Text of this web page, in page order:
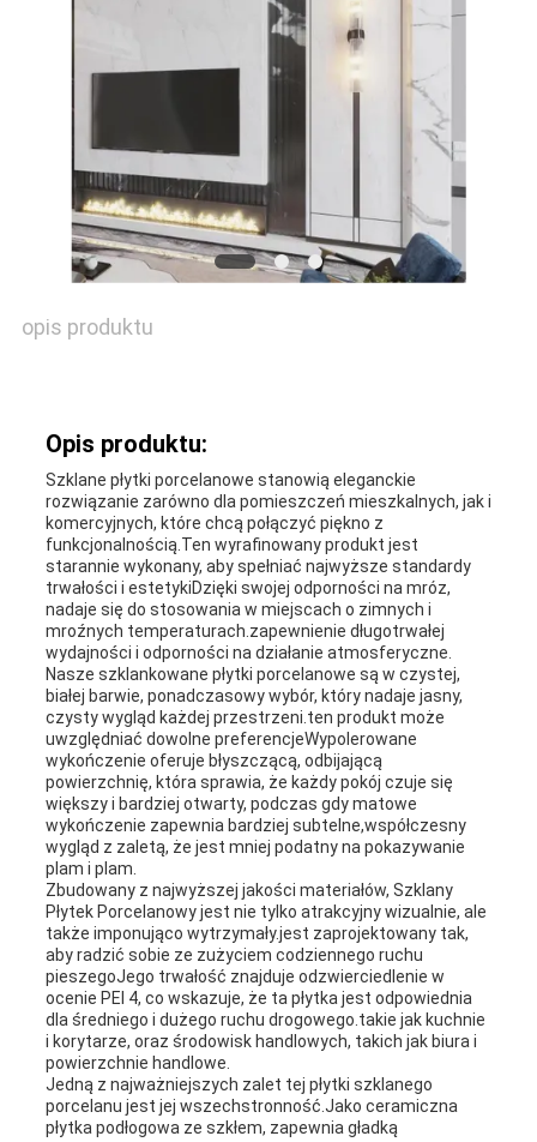
opis produktu
Opis produktu:
Szklane płytki porcelanowe stanowią eleganckie
rozwiązanie zarówno dla pomieszczeń mieszkalnych, jak i
komercyjnych, które chcą połączyć piękno z
funkcjonalnością.Ten wyrafinowany produkt jest
starannie wykonany, aby spełniać najwyższe standardy
trwałości i estetykiDzięki swojej odporności na mróz,
nadaje się do stosowania w miejscach o zimnych i
mroźnych temperaturach.zapewnienie długotrwałej
wydajności i odporności na działanie atmosferyczne.
Nasze szklankowane płytki porcelanowe są w czystej,
białej barwie, ponadczasowy wybór, który nadaje jasny,
czysty wygląd każdej przestrzeni.ten produkt może
uwzględniać dowolne preferencjeWypolerowane
wykończenie oferuje błyszczącą, odbijającą
powierzchnię, która sprawia, że każdy pokój czuje się
większy i bardziej otwarty, podczas gdy matowe
wykończenie zapewnia bardziej subtelne,współczesny
wygląd z zaletą, że jest mniej podatny na pokazywanie
plam i plam.
Zbudowany z najwyższej jakości materiałów, Szklany
Płytek Porcelanowy jest nie tylko atrakcyjny wizualnie, ale
także imponująco wytrzymały.jest zaprojektowany tak,
aby radzić sobie ze zużyciem codziennego ruchu
pieszegoJego trwałość znajduje odzwierciedlenie w
ocenie PEI 4, co wskazuje, że ta płytka jest odpowiednia
dla średniego i dużego ruchu drogowego.takie jak kuchnie
i korytarze, oraz środowisk handlowych, takich jak biura i
powierzchnie handlowe.
Jedną z najważniejszych zalet tej płytki szklanego
porcelanu jest jej wszechstronność.Jako ceramiczna
płytka podłogowa ze szkłem, zapewnia gładką